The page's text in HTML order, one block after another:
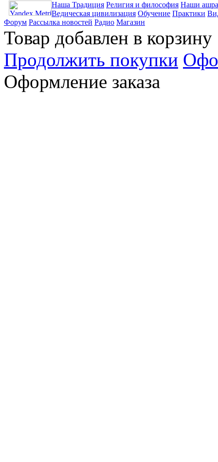
Наша Традиция Религия и философия Наши
Ведическая цивилизация Обучение Практики
Форум Рассылка новостей Радио Магазин
Товар добавлен в корзину
Продолжить покупки
Оформление заказа